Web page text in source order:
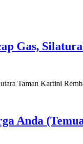
Gas,
Anda